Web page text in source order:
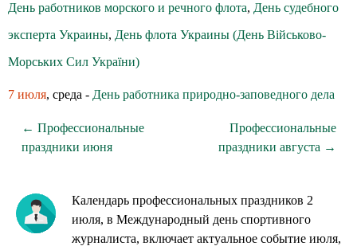
День работников морского и речного флота, День судебного
эксперта Украины, День флота Украины (День Військово-
Морських Сил України)
7 июля, среда - День работника природно-заповедного дела
← Профессиональные
праздники июня
Профессиональные
праздники августа →
Календарь профессиональных праздников 2
июля, в Международный день спортивного
журналиста, включает актуальное событие июля,